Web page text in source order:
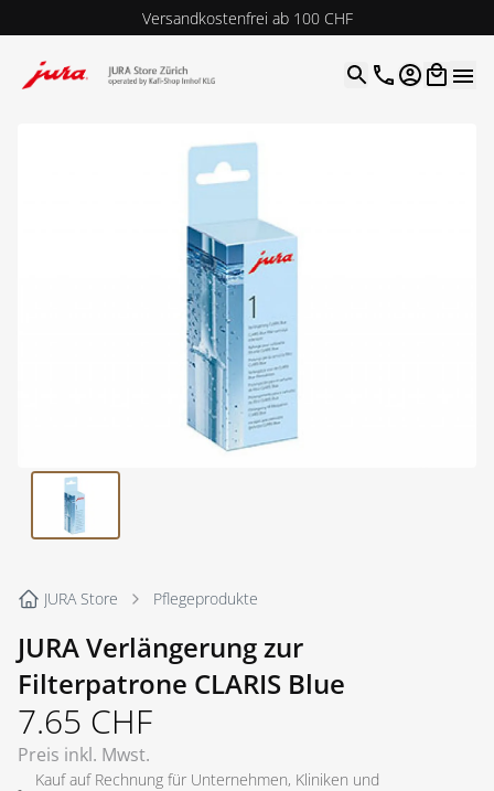
Versandkostenfrei ab 100 CHF
4.9| 5.0 Google
Open
JURA Store Pflegeprodukte
JURA Verlängerung zur
Filterpatrone CLARIS Blue
7.65 CHF
Preis inkl. Mwst.
Kauf auf Rechnung für Unternehmen, Kliniken und